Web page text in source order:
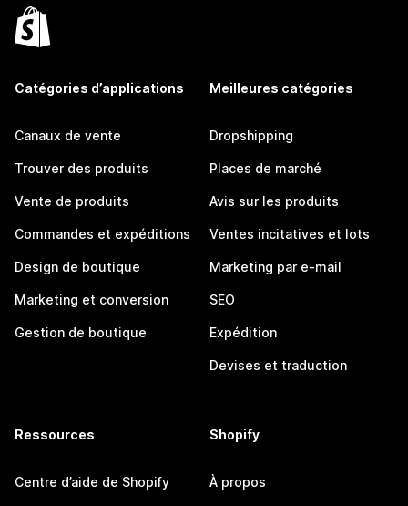
Catégories d’applications
Canaux de vente
Trouver des produits
Vente de produits
Commandes et expéditions
Design de boutique
Marketing et conversion
Gestion de boutique
Meilleures catégories
Dropshipping
Places de marché
Avis sur les produits
Ventes incitatives et lots
Marketing par e-mail
SEO
Expédition
Devises et traduction
Ressources
Centre d’aide de Shopify
Shopify
À propos